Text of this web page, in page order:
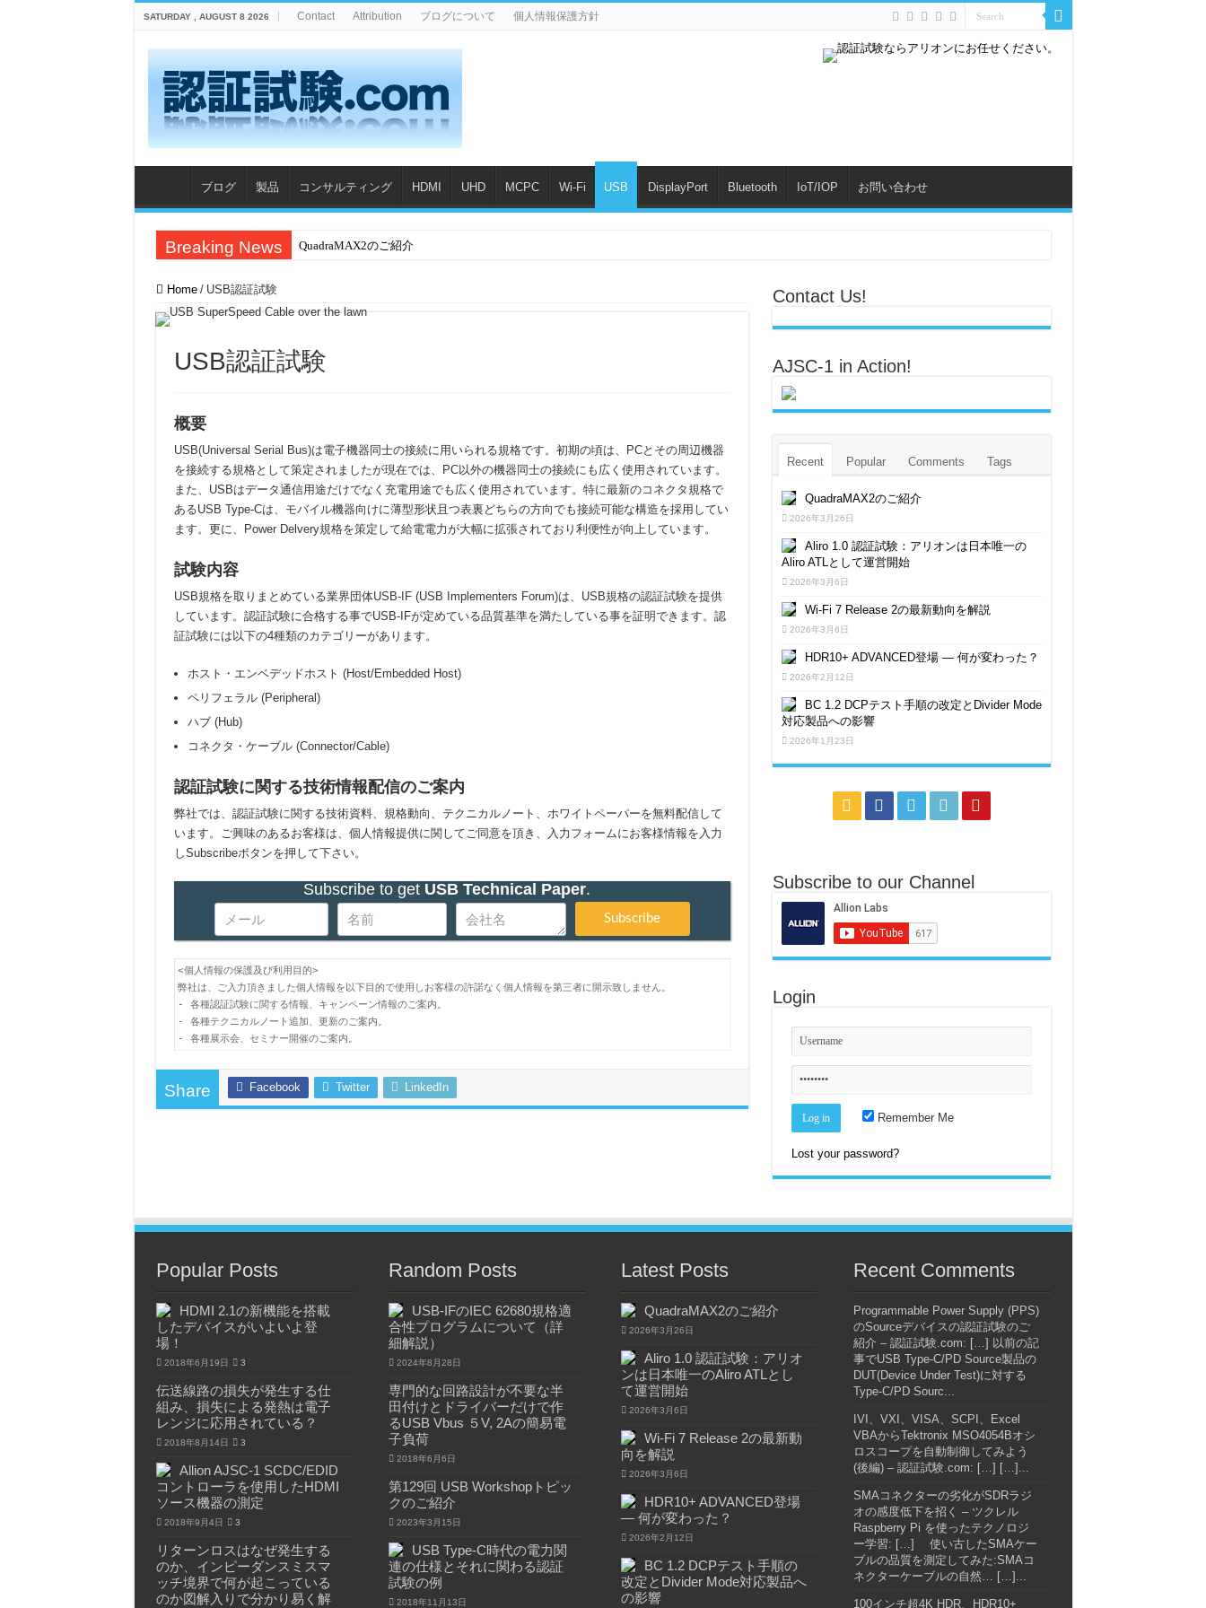
SATURDAY , AUGUST 8 2026 Contact Attribution ブログについて 個人情報保護方針
ブログ 製品 コンサルティング HDMI UHD MCPC Wi-Fi USB DisplayPort Bluetooth IoT/IOP お問い合わせ
Breaking News QuadraMAX2のご紹介
Home / USB認証試験
USB認証試験
概要
USB(Universal Serial Bus)は電子機器同士の接続に用いられる規格です。初期の頃は、PCとその周辺機器
を接続する規格として策定されましたが現在では、PC以外の機器同士の接続にも広く使用されています。
また、USBはデータ通信用途だけでなく充電用途でも広く使用されています。特に最新のコネクタ規格で
あるUSB Type-Cは、モバイル機器向けに薄型形状且つ表裏どちらの方向でも接続可能な構造を採用してい
ます。更に、Power Delvery規格を策定して給電電力が大幅に拡張されており利便性が向上しています。
試験内容
USB規格を取りまとめている業界団体USB-IF (USB Implementers Forum)は、USB規格の認証試験を提供
しています。認証試験に合格する事でUSB-IFが定めている品質基準を満たしている事を証明できます。認
証試験には以下の4種類のカテゴリーがあります。
ホスト・エンベデッドホスト (Host/Embedded Host)
ペリフェラル (Peripheral)
ハブ (Hub)
コネクタ・ケーブル (Connector/Cable)
認証試験に関する技術情報配信のご案内
弊社では、認証試験に関する技術資料、規格動向、テクニカルノート、ホワイトペーパーを無料配信して
います。ご興味のあるお客様は、個人情報提供に関してご同意を頂き、入力フォームにお客様情報を入力
しSubscribeボタンを押して下さい。
Subscribe to get USB Technical Paper.
Subscribe
<個人情報の保護及び利用目的>
弊社は、ご入力頂きました個人情報を以下目的で使用しお客様の許諾なく個人情報を第三者に開示致しません。
- 各種認証試験に関する情報、キャンペーン情報のご案内。
- 各種テクニカルノート追加、更新のご案内。
- 各種展示会、セミナー開催のご案内。
Share Facebook Twitter LinkedIn
Contact Us!
AJSC-1 in Action!
Recent Popular Comments Tags
QuadraMAX2のご紹介
2026年3月26日
Aliro 1.0 認証試験：アリオンは日本唯一の
Aliro ATLとして運営開始
2026年3月6日
Wi-Fi 7 Release 2の最新動向を解説
2026年3月6日
HDR10+ ADVANCED登場 ― 何が変わった？
2026年2月12日
BC 1.2 DCPテスト手順の改定とDivider Mode
対応製品への影響
2026年1月23日
Subscribe to our Channel
Login
Remember Me
Lost your password?
Popular Posts
HDMI 2.1の新機能を搭載
したデバイスがいよいよ登
場！
2018年6月19日 3
伝送線路の損失が発生する仕
組み、損失による発熱は電子
レンジに応用されている？
2018年8月14日 3
Allion AJSC-1 SCDC/EDID
コントローラを使用したHDMI
ソース機器の測定
2018年9月4日 3
リターンロスはなぜ発生する
のか、インピーダンスミスマ
ッチ境界で何が起こっている
のか図解入りで分かり易く解
Random Posts
USB-IFのIEC 62680規格適
合性プログラムについて（詳
細解説）
2024年8月28日
専門的な回路設計が不要な半
田付けとドライバーだけで作
るUSB Vbus ５V, 2Aの簡易電
子負荷
2018年6月6日
第129回 USB Workshopトピッ
クのご紹介
2023年3月15日
USB Type-C時代の電力関
連の仕様とそれに関わる認証
試験の例
2018年11月13日
Latest Posts
QuadraMAX2のご紹介
2026年3月26日
Aliro 1.0 認証試験：アリオ
ンは日本唯一のAliro ATLとし
て運営開始
2026年3月6日
Wi-Fi 7 Release 2の最新動
向を解説
2026年3月6日
HDR10+ ADVANCED登場
― 何が変わった？
2026年2月12日
BC 1.2 DCPテスト手順の
改定とDivider Mode対応製品へ
の影響
Recent Comments
Programmable Power Supply (PPS)
のSourceデバイスの認証試験のご
紹介 – 認証試験.com: […] 以前の記
事でUSB Type-C/PD Source製品の
DUT(Device Under Test)に対する
Type-C/PD Sourc...
IVI、VXI、VISA、SCPI、Excel
VBAからTektronix MSO4054Bオシ
ロスコープを自動制御してみよう
(後編) – 認証試験.com: […] […]...
SMAコネクターの劣化がSDRラジ
オの感度低下を招く – ツクレル
Raspberry Pi を使ったテクノロジ
ー学習: […] 使い古したSMAケー
ブルの品質を測定してみた:SMAコ
ネクターケーブルの自然… […]...
100インチ超4K HDR、HDR10+